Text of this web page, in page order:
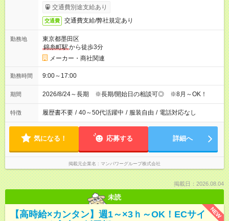
交通費別途支給あり
交通費 交通費支給/弊社規定あり
勤務地
東京都墨田区
錦糸町駅から徒歩3分
メーカー・商社関連
勤務時間 9:00～17:00
期間 2026/8/24～長期 ※長期/開始日の相談可◎ ※8月～OK！
特徴 履歴書不要 / 40～50代活躍中 / 服装自由 / 電話対応なし
気になる！ 応募する 詳細へ
掲載元企業名 マンパワーグループ株式会社
掲載日：2026.08.04
未読
NEW
【高時給×カンタン】週1～×3ｈ～OK！ECサイ